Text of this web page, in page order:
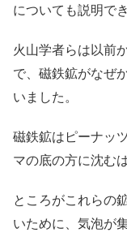
についても説明で
火山学者らは以前
で、磁鉄鉱がなぜ
いました。
磁鉄鉱はピーナッ
マの底の方に沈む
ところがこれらの
いために、気泡が